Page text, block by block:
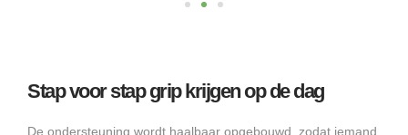
Stap voor stap grip krijgen op de dag
De ondersteuning wordt haalbaar opgebouwd, zodat iemand